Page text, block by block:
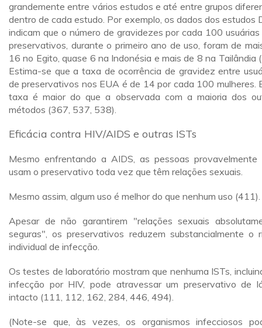
grandemente entre vários estudos e até entre grupos
dentro de cada estudo. Por exemplo, os dados dos estudos
indicam que o número de gravidezes por cada 100
preservativos, durante o primeiro ano de uso, foram de
16 no Egito, quase 6 na Indonésia e mais de 8 na Tailândia
Estima-se que a taxa de ocorrência de gravidez entre
de preservativos nos EUA é de 14 por cada 100 mulheres.
taxa é maior do que a observada com a maioria dos
métodos (367, 537, 538).
Eficácia contra HIV/AIDS e outras ISTs
Mesmo enfrentando a AIDS, as pessoas provavelmente
usam o preservativo toda vez que têm relações sexuais.
Mesmo assim, algum uso é melhor do que nenhum uso (411).
Apesar de não garantirem "relações sexuais
seguras", os preservativos reduzem substancialmente o
individual de infecção.
Os testes de laboratório mostram que nenhuma ISTs,
infecção por HIV, pode atravessar um preservativo de
intacto (111, 112, 162, 284, 446, 494).
(Note-se que, às vezes, os organismos infecciosos